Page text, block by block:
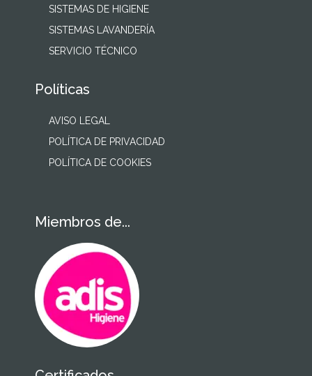
SISTEMAS DE HIGIENE
SISTEMAS LAVANDERÍA
SERVICIO TÉCNICO
Políticas
AVISO LEGAL
POLÍTICA DE PRIVACIDAD
POLÍTICA DE COOKIES
Miembros de...